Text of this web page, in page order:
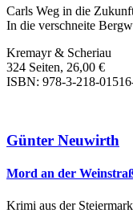
Carls Weg in die
In die verschneite
Kremayr & Scheriau
324 Seiten, 26,00 €
ISBN: 978-3-218-
Günter Neuwirth
Mord an der
Krimi aus der Steiermark